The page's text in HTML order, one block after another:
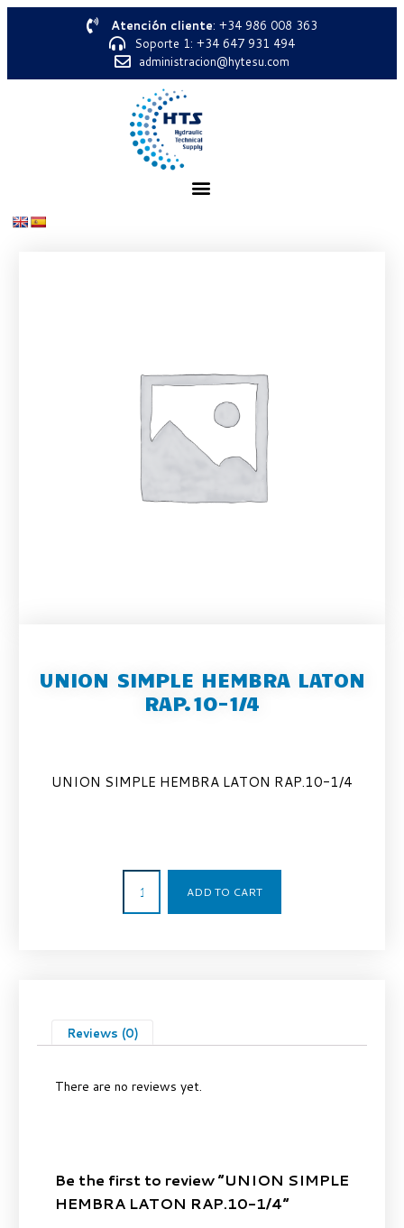
Atención cliente: +34 986 008 363
Soporte 1: +34 647 931 494
administracion@hytesu.com
UNION SIMPLE HEMBRA LATON
RAP.10-1/4
UNION SIMPLE HEMBRA LATON RAP.10-1/4
ADD TO CART
Reviews (0)
There are no reviews yet.
Be the first to review “UNION SIMPLE
HEMBRA LATON RAP.10-1/4”